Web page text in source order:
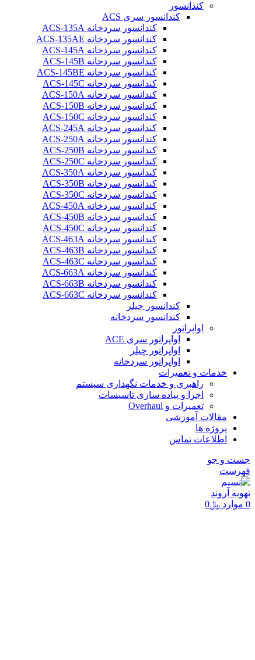
کندانسور
کندانسور سری ACS
کندانسور سردخانه ACS-135A
کندانسور سردخانه ACS-135AE
کندانسور سردخانه ACS-145A
کندانسور سردخانه ACS-145B
کندانسور سردخانه ACS-145BE
کندانسور سردخانه ACS-145C
کندانسور سردخانه ACS-150A
کندانسور سردخانه ACS-150B
کندانسور سردخانه ACS-150C
کندانسور سردخانه ACS-245A
کندانسور سردخانه ACS-250A
کندانسور سردخانه ACS-250B
کندانسور سردخانه ACS-250C
کندانسور سردخانه ACS-350A
کندانسور سردخانه ACS-350B
کندانسور سردخانه ACS-350C
کندانسور سردخانه ACS-450A
کندانسور سردخانه ACS-450B
کندانسور سردخانه ACS-450C
کندانسور سردخانه ACS-463A
کندانسور سردخانه ACS-463B
کندانسور سردخانه ACS-463C
کندانسور سردخانه ACS-663A
کندانسور سردخانه ACS-663B
کندانسور سردخانه ACS-663C
کندانسور چیلر
کندانسور سردخانه
اواپراتور
اواپراتور سری ACE
اواپراتور چیلر
اواپراتور سردخانه
خدمات و تعمیرات
راهبری و خدمات نگهداری سیستم
اجرا و پیاده سازی تاسیسات
تعمیرات و Overhaul
مقالات آموزشی
پروژه ها
اطلاعات تماس
جست و جو
فهرست
0 موارد ﷼0